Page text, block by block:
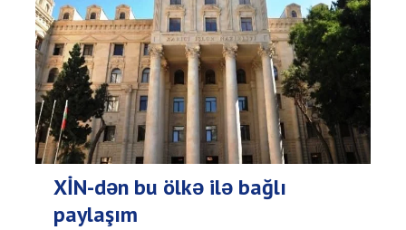
XİN-dən bu ölkə ilə bağlı
paylaşım